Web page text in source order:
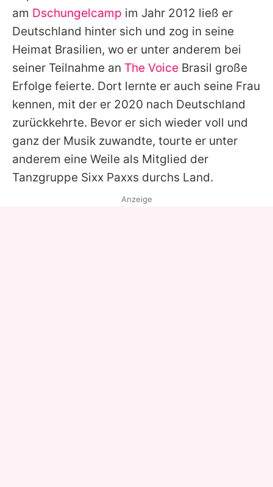
am Dschungelcamp im Jahr 2012 ließ er
Deutschland hinter sich und zog in seine
Heimat Brasilien, wo er unter anderem bei
seiner Teilnahme an The Voice Brasil große
Erfolge feierte. Dort lernte er auch seine Frau
kennen, mit der er 2020 nach Deutschland
zurückkehrte. Bevor er sich wieder voll und
ganz der Musik zuwandte, tourte er unter
anderem eine Weile als Mitglied der
Tanzgruppe Sixx Paxxs durchs Land.
Anzeige